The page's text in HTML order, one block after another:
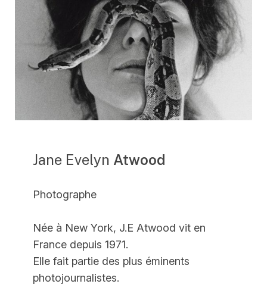
Jane Evelyn Atwood
Photographe
Née à New York, J.E Atwood vit en
France depuis 1971.
Elle fait partie des plus éminents
photojournalistes.